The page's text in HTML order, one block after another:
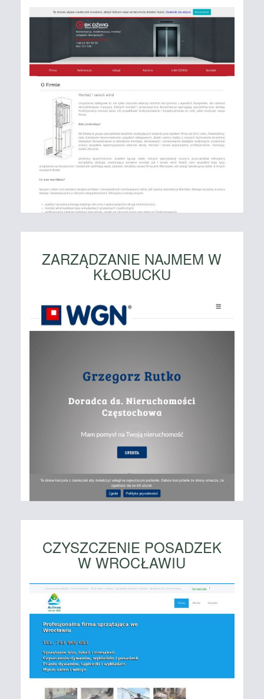
ZARZĄDZANIE NAJMEM W
KŁOBUCKU
CZYSZCZENIE POSADZEK
W WROCŁAWIU